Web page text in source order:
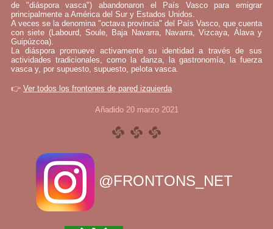
de "diáspora vasca") abandonaron el País Vasco para emigrar
principalmente a América del Sur y Estados Unidos.
A veces se la denomina "octava provincia" del País Vasco, que cuenta
con siete (Labourd, Soule, Baja Navarra, Navarra, Vizcaya, Álava y
Guipúzcoa).
La diáspora promueve activamente su identidad a través de sus
actividades tradicionales, como la danza, la gastronomía, la fuerza
vasca y, por supuesto, supuesto, pelota vasca.
👉 Ver todos los frontones de pared izquierda
Añadido 20 marzo 2021
@FRONTONS_NET